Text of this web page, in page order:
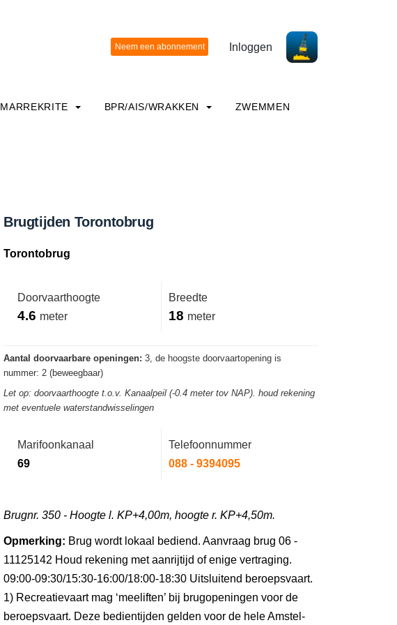
Inloggen
MARREKRITE BPR/AIS/WRAKKEN ZWEMMEN
Brugtijden Torontobrug
Torontobrug
Doorvaarthoogte
4.6 meter
Breedte
18 meter
Aantal doorvaarbare openingen: 3, de hoogste doorvaartopening is
nummer: 2 (beweegbaar)
Let op: doorvaarthoogte t.o.v. Kanaalpeil (-0.4 meter tov NAP). houd rekening
met eventuele waterstandwisselingen
Marifoonkanaal
69
Telefoonnummer
088 - 9394095
Brugnr. 350 - Hoogte l. KP+4,00m, hoogte r. KP+4,50m.
Opmerking: Brug wordt lokaal bediend. Aanvraag brug 06 -
11125142 Houd rekening met aanrijtijd of enige vertraging.
09:00-09:30/15:30-16:00/18:00-18:30 Uitsluitend beroepsvaart.
1) Recreatievaart mag ‘meeliften’ bij brugopeningen voor de
beroepsvaart. Deze bedientijden gelden voor de hele Amstel-